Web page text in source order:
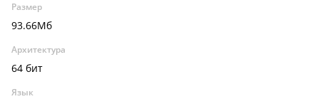
Размер
93.66Мб
Архитектура
64 бит
Язык